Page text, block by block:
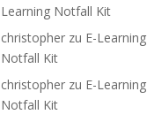
Learning Notfall Kit
christopher zu E-Learning
Notfall Kit
christopher zu E-Learning
Notfall Kit